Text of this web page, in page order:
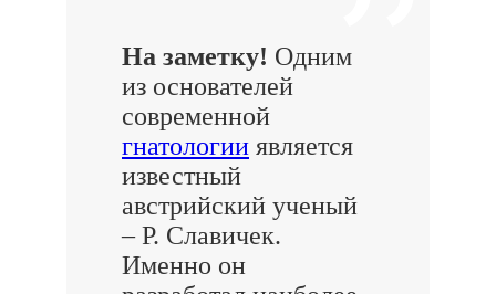
На заметку! Одним
из основателей
современной
гнатологии является
известный
австрийский ученый
– Р. Славичек.
Именно он